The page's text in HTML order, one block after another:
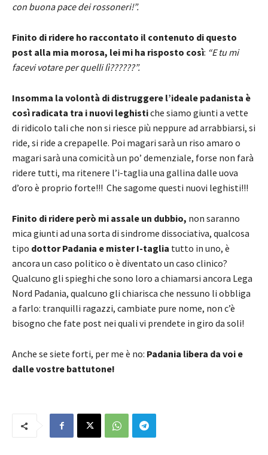
con buona pace dei rossoneri!”.
Finito di ridere ho raccontato il contenuto di questo
post alla mia morosa, lei mi ha risposto così: “E tu mi
facevi votare per quelli lì??????”.
Insomma la volontà di distruggere l’ideale padanista è
così radicata tra i nuovi leghistiche siamo giunti a vette
di ridicolo tali che non si riesce più neppure ad arrabbiarsi, si
ride, si ride a crepapelle. Poi magari sarà un riso amaro o
magari sarà una comicità un po’ demenziale, forse non farà
ridere tutti, ma ritenere l’i-taglia una gallina dalle uova
d’oro è proprio forte!!! Che sagome questi nuovi leghisti!!!
Finito di ridere però mi assale un dubbio, non saranno
mica giunti ad una sorta di sindrome dissociativa, qualcosa
tipo dottor Padania e mister I-taglia tutto in uno, è
ancora un caso politico o è diventato un caso clinico?
Qualcuno gli spieghi che sono loro a chiamarsi ancora Lega
Nord Padania, qualcuno gli chiarisca che nessuno li obbliga
a farlo: tranquilli ragazzi, cambiate pure nome, non c’è
bisogno che fate post nei quali vi prendete in giro da soli!
Anche se siete forti, per me è no: Padania libera da voi e
dalle vostre battutone!